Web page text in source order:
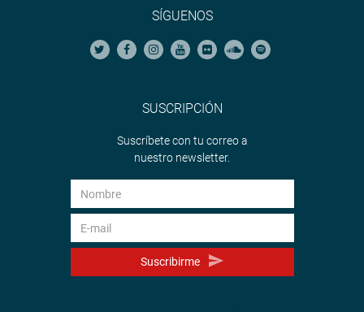
SÍGUENOS
SUSCRIPCIÓN
Suscríbete con tu correo a
nuestro newsletter.
Suscribirme